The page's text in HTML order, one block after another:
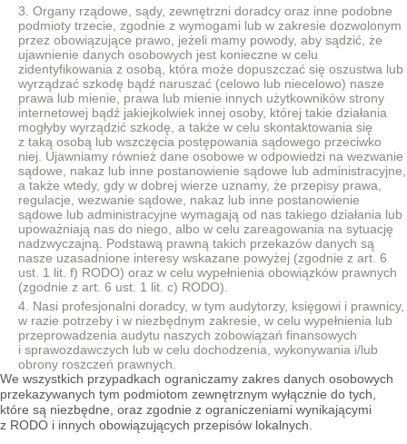
Organy rządowe, sądy, zewnętrzni doradcy oraz inne podobne
podmioty trzecie, zgodnie z wymogami lub w zakresie dozwolonym
przez obowiązujące prawo, jeżeli mamy powody, aby sądzić, że
ujawnienie danych osobowych jest konieczne w celu
zidentyfikowania z osobą, która może dopuszczać się oszustwa lub
wyrządzać szkodę bądź naruszać (celowo lub niecelowo) nasze
prawa lub mienie, prawa lub mienie innych użytkowników strony
internetowej bądź jakiejkolwiek innej osoby, której takie działania
mogłyby wyrządzić szkodę, a także w celu skontaktowania się
z taką osobą lub wszczęcia postępowania sądowego przeciwko
niej. Ujawniamy również dane osobowe w odpowiedzi na wezwanie
sądowe, nakaz lub inne postanowienie sądowe lub administracyjne,
a także wtedy, gdy w dobrej wierze uznamy, że przepisy prawa,
regulacje, wezwanie sądowe, nakaz lub inne postanowienie
sądowe lub administracyjne wymagają od nas takiego działania lub
upoważniają nas do niego, albo w celu zareagowania na sytuację
nadzwyczajną. Podstawą prawną takich przekazów danych są
nasze uzasadnione interesy wskazane powyżej (zgodnie z art. 6
ust. 1 lit. f) RODO) oraz w celu wypełnienia obowiązków prawnych
(zgodnie z art. 6 ust. 1 lit. c) RODO).
Nasi profesjonalni doradcy, w tym audytorzy, księgowi i prawnicy,
w razie potrzeby i w niezbędnym zakresie, w celu wypełnienia lub
przeprowadzenia audytu naszych zobowiązań finansowych
i sprawozdawczych lub w celu dochodzenia, wykonywania i/lub
obrony roszczeń prawnych.
We wszystkich przypadkach ograniczamy zakres danych osobowych
przekazywanych tym podmiotom zewnętrznym wyłącznie do tych,
które są niezbędne, oraz zgodnie z ograniczeniami wynikającymi
z RODO i innych obowiązujących przepisów lokalnych.